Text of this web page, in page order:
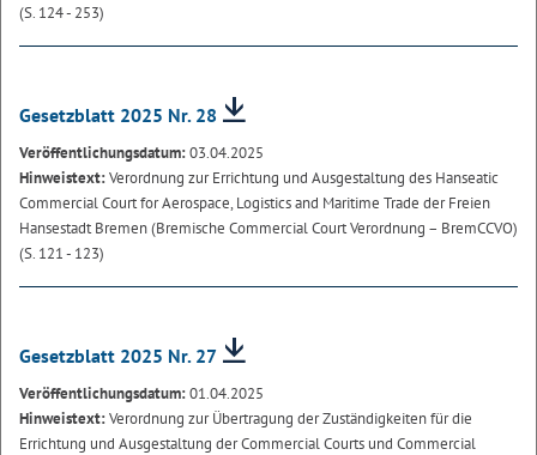
(S. 124 - 253)
Gesetzblatt 2025 Nr. 28
Veröffentlichungsdatum:03.04.2025
Hinweistext:Verordnung zur Errichtung und Ausgestaltung des Hanseatic
Commercial Court for Aerospace, Logistics and Maritime Trade der Freien
Hansestadt Bremen (Bremische Commercial Court Verordnung – BremCCVO)
(S. 121 - 123)
Gesetzblatt 2025 Nr. 27
Veröffentlichungsdatum:01.04.2025
Hinweistext:Verordnung zur Übertragung der Zuständigkeiten für die
Errichtung und Ausgestaltung der Commercial Courts und Commercial